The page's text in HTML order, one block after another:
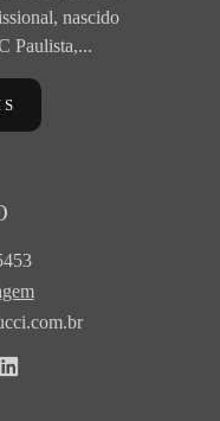
nascido
Paulista,...